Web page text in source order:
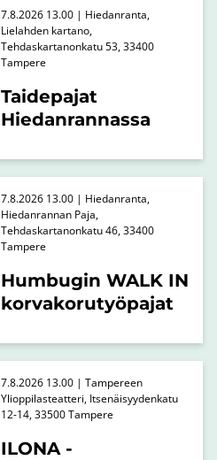
Taidepajat
Hiedanrannassa
7.8.2026 13.00 | Hiedanranta,
Lielahden kartano,
Tehdaskartanonkatu 53, 33400
Tampere
Humbugin WALK IN
korvakorutyöpajat
7.8.2026 13.00 | Hiedanranta,
Hiedanrannan Paja,
Tehdaskartanonkatu 46, 33400
Tampere
ILONA -
7.8.2026 13.00 | Tampereen
Ylioppilasteatteri, Itsenäisyydenkatu
12-14, 33500 Tampere